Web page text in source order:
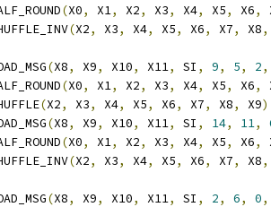
(X0, X1, X2, X3, X4, X5, X6,
(X2, X3, X4, X5, X6, X7, X8,
(X8, X9, X10, X11, SI , 9, 5, 2,
(X0, X1, X2, X3, X4, X5, X6,
(X2, X3, X4, X5, X6, X7, X8, X9)
(X8, X9, X10, X11, SI , 14, 11,
(X0, X1, X2, X3, X4, X5, X6,
(X2, X3, X4, X5, X6, X7, X8,
(X8, X9, X10, X11, SI , 2, 6, 0,